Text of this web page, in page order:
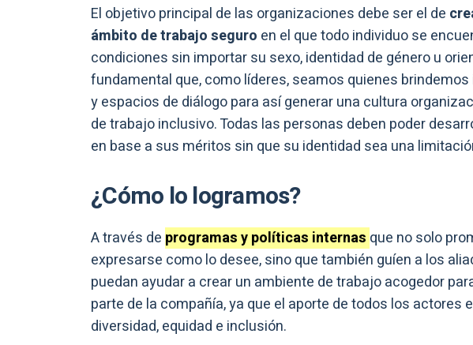
El objetivo principal de las organizaciones debe ser el de
ámbito de trabajo seguro en el que todo individuo se
condiciones sin importar su sexo, identidad de género u
fundamental que, como líderes, seamos quienes
y espacios de diálogo para así generar una cultura
de trabajo inclusivo. Todas las personas deben poder
en base a sus méritos sin que su identidad sea una
¿Cómo lo logramos?
A través de programas y políticas internas que no solo
expresarse como lo desee, sino que también guíen a los
puedan ayudar a crear un ambiente de trabajo acogedor
parte de la compañía, ya que el aporte de todos los actores
diversidad, equidad e inclusión.